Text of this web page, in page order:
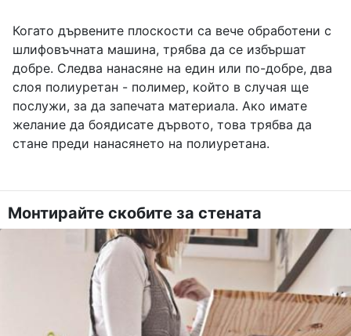
Когато дървените плоскости са вече обработени с
шлифовъчната машина, трябва да се избършат
добре. Следва нанасяне на един или по-добре, два
слоя полиуретан - полимер, който в случая ще
послужи, за да запечата материала. Ако имате
желание да боядисате дървото, това трябва да
стане преди нанасянето на полиуретана.
Монтирайте скобите за стената